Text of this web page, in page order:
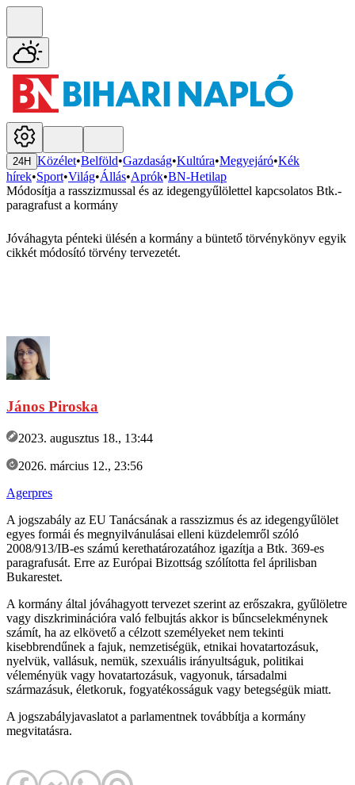
24H Közélet•Belföld•Gazdaság•Kultúra•Megyejáró•Kék
hírek•Sport•Világ•Állás•Aprók•BN-Hetilap
Módosítja a rasszizmussal és az idegengyűlölettel kapcsolatos Btk.-
paragrafust a kormány
Jóváhagyta pénteki ülésén a kormány a büntető törvénykönyv egyik
cikkét módosító törvény tervezetét.
János Piroska
2023. augusztus 18., 13:44
2026. március 12., 23:56
Agerpres
A jogszabály az EU Tanácsának a rasszizmus és az idegengyűlölet
egyes formái és megnyilvánulásai elleni küzdelemről szóló
2008/913/IB-es számú kerethatározatához igazítja a Btk. 369-es
paragrafusát. Erre az Európai Bizottság szólította fel áprilisban
Bukarestet.
A kormány által jóváhagyott tervezet szerint az erőszakra, gyűlöletre
vagy diszkriminációra való felbujtás akkor is bűncselekménynek
számít, ha az elkövető a célzott személyeket nem tekinti
kisebbrendűnek a fajuk, nemzetiségük, etnikai hovatartozásuk,
nyelvük, vallásuk, nemük, szexuális irányultságuk, politikai
véleményük vagy hovatartozásuk, vagyonuk, társadalmi
származásuk, életkoruk, fogyatékosságuk vagy betegségük miatt.
A jogszabályjavaslatot a parlamentnek továbbítja a kormány
megvitatásra.